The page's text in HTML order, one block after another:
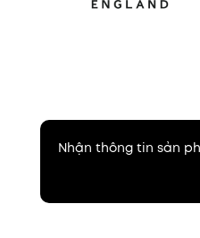
Nhận thông tin sản